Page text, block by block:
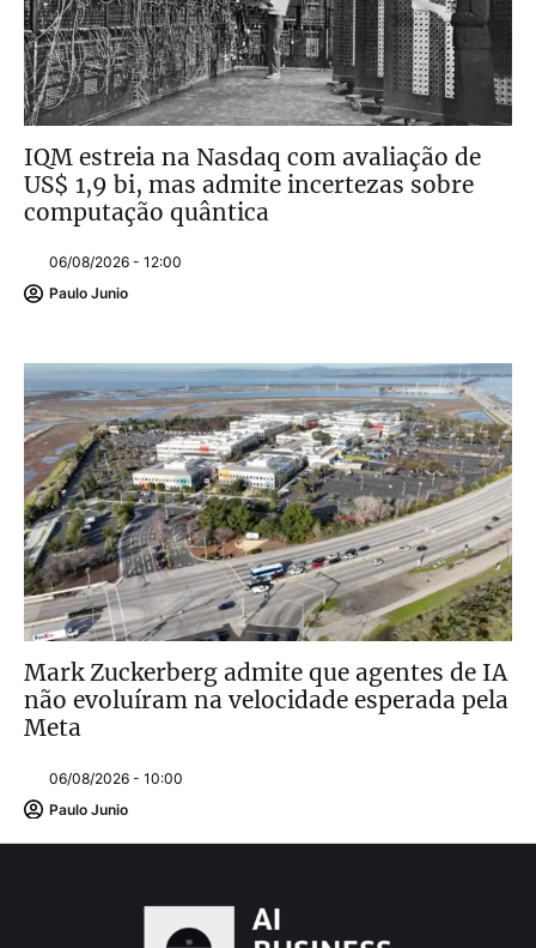
IQM estreia na Nasdaq com avaliação de
US$ 1,9 bi, mas admite incertezas sobre
computação quântica
06/08/2026 - 12:00
Paulo Junio
Mark Zuckerberg admite que agentes de IA
não evoluíram na velocidade esperada pela
Meta
06/08/2026 - 10:00
Paulo Junio